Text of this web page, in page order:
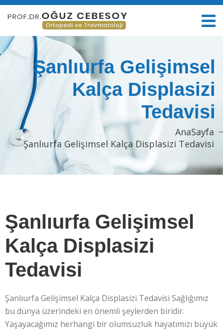
Şanlıurfa Gelişimsel
Kalça Displasizi
Tedavisi
AnaSayfa
Şanlıurfa Gelişimsel Kalça Displasizi Tedavisi
Şanlıurfa Gelişimsel
Kalça Displasizi
Tedavisi
Şanlıurfa Gelişimsel Kalça Displasizi Tedavisi Sağlığımız
bu dünya üzerindeki en önemli şeylerden biridir.
Yaşayacağımız herhangi bir olumsuzluk hayatımızı büyük